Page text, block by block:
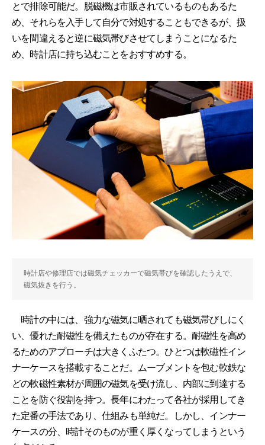
とで排除可能だ。脱磁機は市販されているものもあるた
め、それらを入手して自分で対処することもできるが、扱
いを間違えると逆に磁気帯びさせてしまうことになるた
め、時計店に持ち込むことをおすすめする。
時計店や修理店では磁気チェッカーで磁気帯びを確認したうえで、
磁気抜きを行う。
時計の中には、強力な磁気に晒されても磁気帯びしにく
い、優れた耐磁性を備えたものが存在する。耐磁性を高め
るためのアプローチは大きくふたつ。ひとつは軟磁性イン
ナーケースを搭載することだ。ムーブメントを包む軟鉄な
どの軟磁性素材が周囲の磁気を受け流し、内部に到達する
ことを防ぐ役割を持つ。長年にわたって各社が採用してき
た定番の手法であり、仕組みも単純だ。しかし、インナー
ケースの分、時計そのものが重く厚くなってしまうという